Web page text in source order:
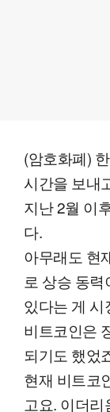
(암호화폐)
시간을 보내
지난 2월 이
다.
아무래도 현
로 상승 동
있다는 게
비트코인은
되기도 했었
현재 비트코
고요. 이더